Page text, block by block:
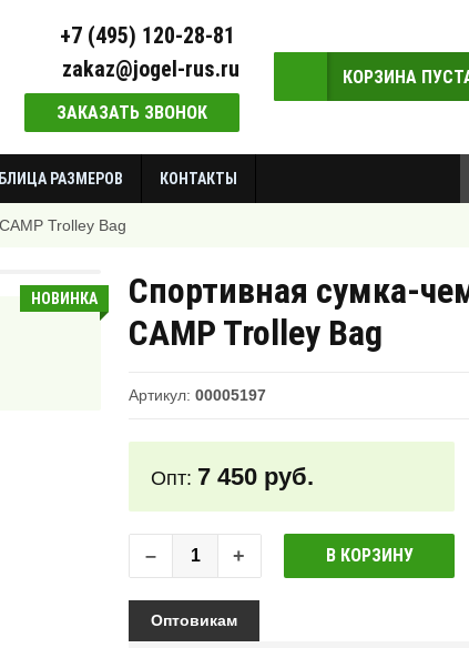
+7 (495) 120-28-81
zakaz@jogel-rus.ru
ЗАКАЗАТЬ ЗВОНОК
КОРЗИНА
РАЗМЕРОВ КОНТАКТЫ
Trolley Bag
НОВИНКА
Спортивная сумка-
СAMP Trolley Bag
Артикул: 00005197
Опт: 7 450 руб.
– + В КОРЗИНУ
Оптовикам